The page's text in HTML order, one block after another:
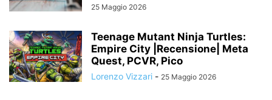
25 Maggio 2026
Teenage Mutant Ninja Turtles:
Empire City |Recensione| Meta
Quest, PCVR, Pico
Lorenzo Vizzari - 25 Maggio 2026